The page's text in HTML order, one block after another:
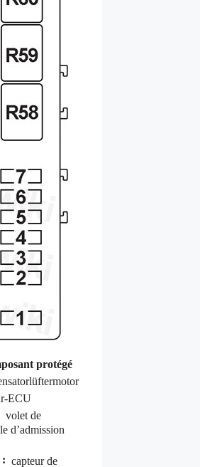
protégé
ECU
volet de
d’admission
capteur de